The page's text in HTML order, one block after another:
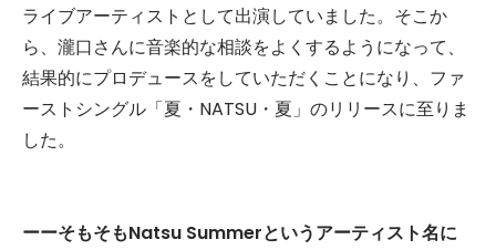
ライブアーティストとして出演していました。そこか
ら、瀧口さんに音楽的な相談をよくするようになって、
結果的にプロデュースをしていただくことになり、ファ
ーストシングル「夏・NATSU・夏」のリリースに至りま
した。
ーーそもそもNatsu Summerというアーティスト名に